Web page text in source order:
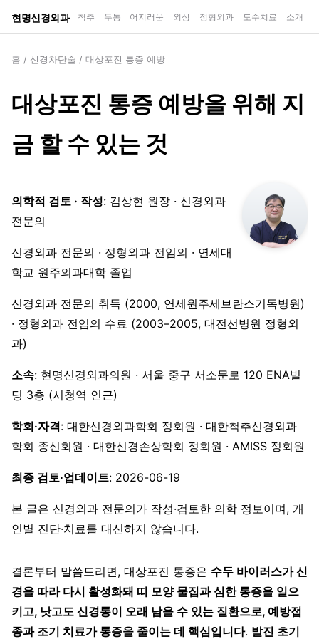
현명신경외과 척추 두통 어지러움 외상 정형외과 도수치료 소개
홈 / 신경차단술 / 대상포진 통증 예방
대상포진 통증 예방을 위해 지
금 할 수 있는 것
의학적 검토 · 작성: 김상현 원장 · 신경외과
전문의
신경외과 전문의 · 정형외과 전임의 · 연세대
학교 원주의과대학 졸업
신경외과 전문의 취득 (2000, 연세원주세브란스기독병원)
· 정형외과 전임의 수료 (2003–2005, 대전선병원 정형외
과)
소속: 현명신경외과의원 · 서울 중구 서소문로 120 ENA빌
딩 3층 (시청역 인근)
학회·자격: 대한신경외과학회 정회원 · 대한척추신경외과
학회 종신회원 · 대한신경손상학회 정회원 · AMISS 정회원
최종 검토·업데이트: 2026-06-19
본 글은 신경외과 전문의가 작성·검토한 의학 정보이며, 개
인별 진단·치료를 대신하지 않습니다.
결론부터 말씀드리면, 대상포진 통증은 수두 바이러스가 신
경을 따라 다시 활성화돼 띠 모양 물집과 심한 통증을 일으
키고, 낫고도 신경통이 오래 남을 수 있는 질환으로, 예방접
종과 조기 치료가 통증을 줄이는 데 핵심입니다. 발진 초기